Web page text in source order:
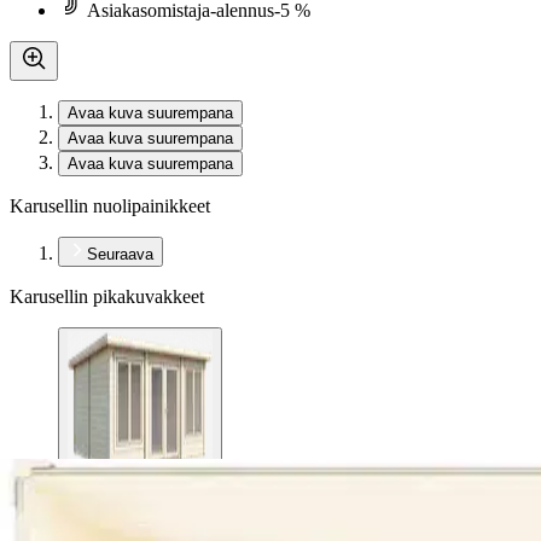
Asiakasomistaja-alennus-5 %
Avaa kuva suurempana
Avaa kuva suurempana
Avaa kuva suurempana
Karusellin nuolipainikkeet
Seuraava
Karusellin pikakuvakkeet